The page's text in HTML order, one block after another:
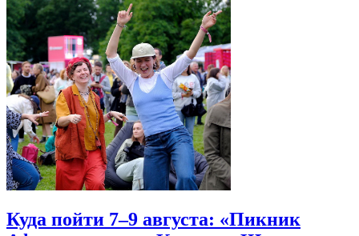
Куда пойти 7–9 августа: «Пикник